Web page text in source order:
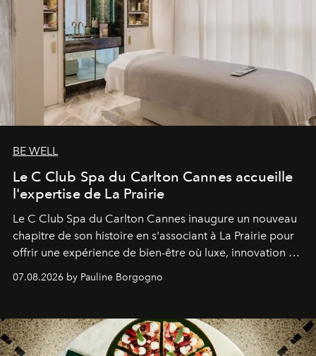
BE WELL
Le C Club Spa du Carlton Cannes accueille
l'expertise de La Prairie
Le C Club Spa du Carlton Cannes inaugure un nouveau
chapitre de son histoire en s'associant à La Prairie pour
offrir une expérience de bien-être où luxe, innovation et
07.08.2026 by Pauline Borgogno